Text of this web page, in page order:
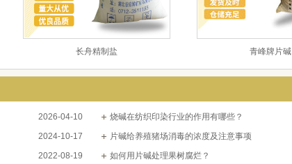
长舟精制盐 青峰牌片碱
2026-04-10
烧碱在纺织印染行业的作用有哪些？
2024-10-17
片碱给养殖猪场消毒的浓度及注意事项
2022-08-19
如何用片碱处理果树腐烂？